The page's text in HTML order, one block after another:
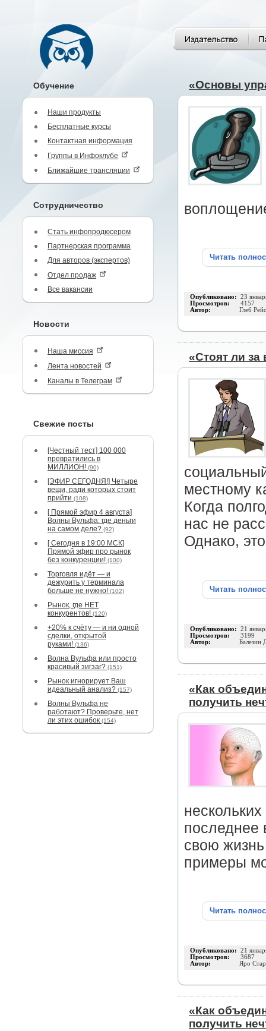
Обучение
Наши продукты
Бесплатные курсы
Контактная информация
Группы в Инфоклубе
Ближайшие трансляции
Сотрудничество
Стать инфопродюсером
Партнерская программа
Для авторов (экспертов)
Отдел продаж
Все вакансии
Новости
Наша миссия
Лента новостей
Каналы в Телеграм
Свежие посты
[Честный тест] 100 000
превратились в
МИЛЛИОН! (90)
[ЭФИР СЕГОДНЯ!] Четыре
вещи, ради которых стоит
прийти (108)
[ Прямой эфир 4 августа]
Волны Вульфа: где деньги
на самом деле? (92)
[ Сегодня в 19:00 МСК]
Прямой эфир про рынок
без конкуренции! (100)
Торговля идёт — и
дежурить у терминала
больше не нужно! (102)
Рынок, где НЕТ
конкурентов! (120)
+20% к счёту — и ни одной
сделки, открытой
руками! (136)
Волна Вульфа или просто
красивый зигзаг? (151)
Рынок игнорирует Ваш
идеальный анализ? (157)
Волны Вульфа не
работают? Проверьте, нет
ли этих ошибок (154)
«Основы
Читать
Опубликовано: 23
Просмотров: 4157
Автор: Глеб Рейс
«Стоят ли
местному
Когда
нас не
Однако,
Читать
Опубликовано: 21
Просмотров: 3199
Автор: Балезин
«Как
получить
последнее
свою
примеры
Читать
Опубликовано: 21
Просмотров: 3687
Автор: Яро
«Как
получить